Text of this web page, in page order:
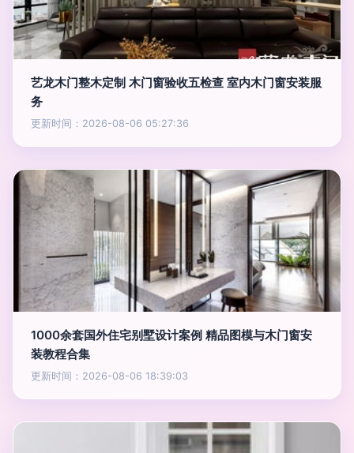
艺龙木门整木定制 木门窗验收五检查 室内木门窗安装服
务
更新时间：2026-08-06 05:27:36
1000余套国外住宅别墅设计案例 精品图模与木门窗安
装教程合集
更新时间：2026-08-06 18:39:03